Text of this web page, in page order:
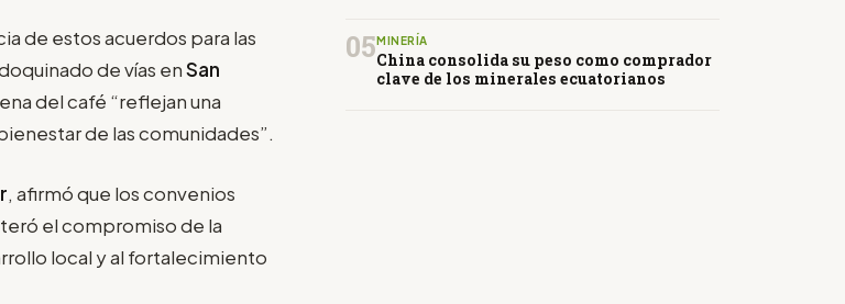
de estos acuerdos para las
de vías enSan
del café “reflejan una
de las comunidades”.
, afirmó que los convenios
el compromiso de la
local y al fortalecimiento
05 MINERÍA
China consolida su peso como comprador
clave de los minerales ecuatorianos